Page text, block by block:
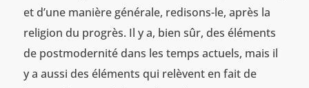
et d’une manière générale, redisons-le, après la
religion du progrès. Il y a, bien sûr, des éléments
de postmodernité dans les temps actuels, mais il
y a aussi des éléments qui relèvent en fait de